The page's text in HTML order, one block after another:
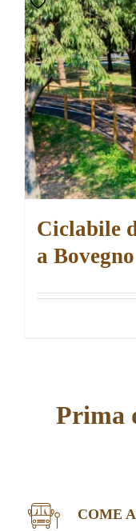
Eventi
Ciclabile
a Bovegno
Prima
COME